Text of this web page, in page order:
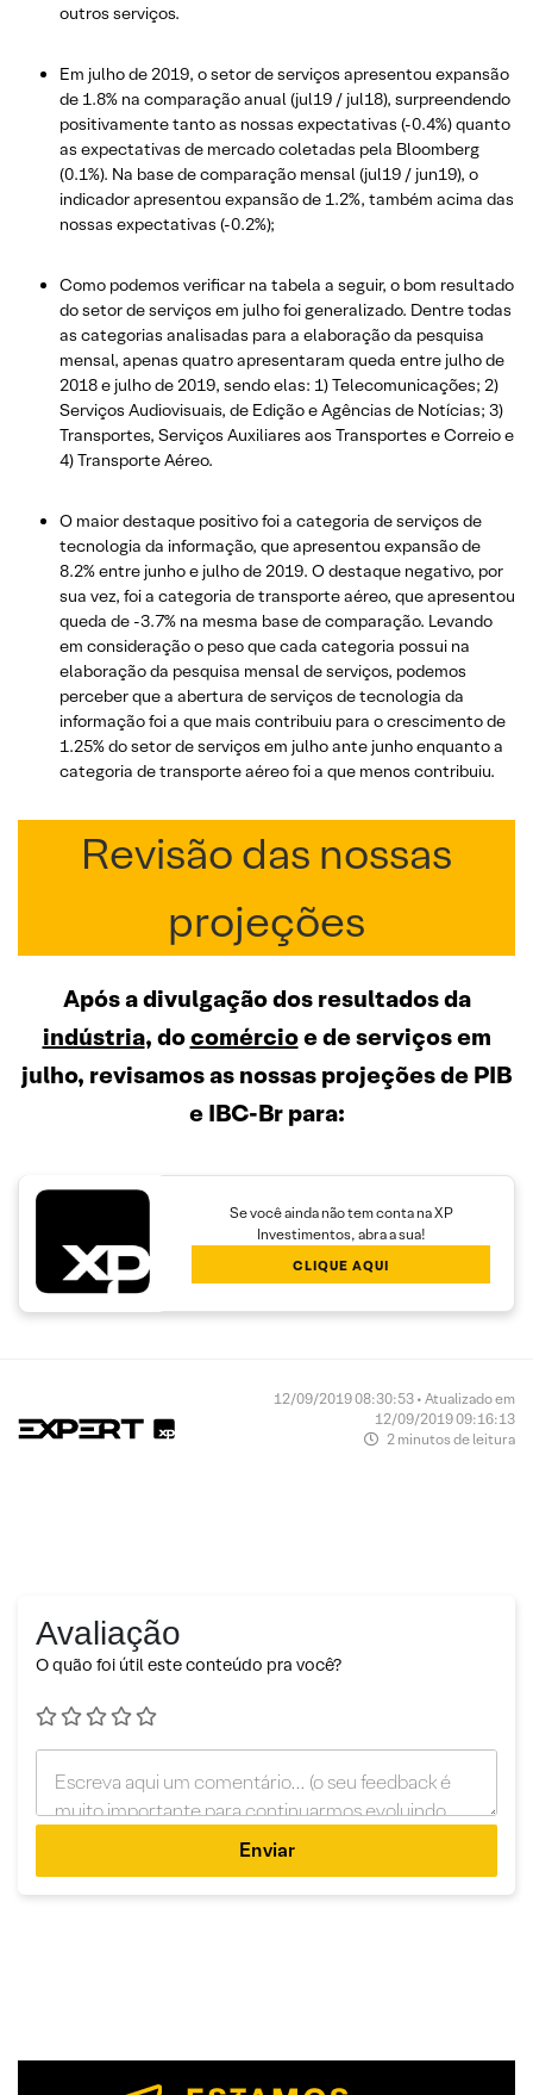
outros serviços.
Em julho de 2019, o setor de serviços apresentou expansão
de 1.8% na comparação anual (jul19 / jul18), surpreendendo
positivamente tanto as nossas expectativas (-0.4%) quanto
as expectativas de mercado coletadas pela Bloomberg
(0.1%). Na base de comparação mensal (jul19 / jun19), o
indicador apresentou expansão de 1.2%, também acima das
nossas expectativas (-0.2%);
Como podemos verificar na tabela a seguir, o bom resultado
do setor de serviços em julho foi generalizado. Dentre todas
as categorias analisadas para a elaboração da pesquisa
mensal, apenas quatro apresentaram queda entre julho de
2018 e julho de 2019, sendo elas: 1) Telecomunicações; 2)
Serviços Audiovisuais, de Edição e Agências de Notícias; 3)
Transportes, Serviços Auxiliares aos Transportes e Correio e
4) Transporte Aéreo.
O maior destaque positivo foi a categoria de serviços de
tecnologia da informação, que apresentou expansão de
8.2% entre junho e julho de 2019. O destaque negativo, por
sua vez, foi a categoria de transporte aéreo, que apresentou
queda de -3.7% na mesma base de comparação. Levando
em consideração o peso que cada categoria possui na
elaboração da pesquisa mensal de serviços, podemos
perceber que a abertura de serviços de tecnologia da
informação foi a que mais contribuiu para o crescimento de
1.25% do setor de serviços em julho ante junho enquanto a
categoria de transporte aéreo foi a que menos contribuiu.
Revisão das nossas
projeções
Após a divulgação dos resultados da
indústria, docomércioe de serviços em
julho, revisamos as nossas projeções de PIB
e IBC-Br para:
Se você ainda não tem conta na XP
Investimentos, abra a sua!
CLIQUE AQUI
12/09/2019 08:30:53 • Atualizado em
12/09/2019 09:16:13
2 minutos de leitura
Avaliação
O quão foi útil este conteúdo pra você?
Enviar